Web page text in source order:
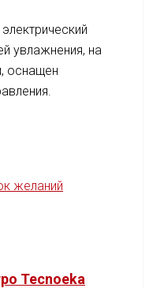
увлажнения, на
оснащен
желаний
Tecnoeka